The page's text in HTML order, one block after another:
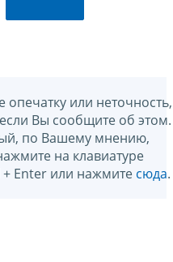
опечатку или неточность,
Вы сообщите об этом.
по Вашему мнению,
на клавиатуре
Enter или нажмите сюда.